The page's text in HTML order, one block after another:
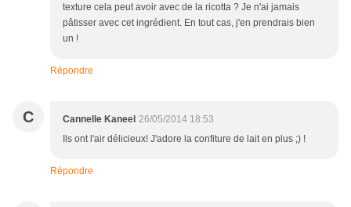
texture cela peut avoir avec de la ricotta ? Je n'ai jamais
pâtisser avec cet ingrédient. En tout cas, j'en prendrais bien
un !
Répondre
C Cannelle Kaneel 26/05/2014 18:53
Ils ont l'air délicieux! J'adore la confiture de lait en plus ;) !
Répondre